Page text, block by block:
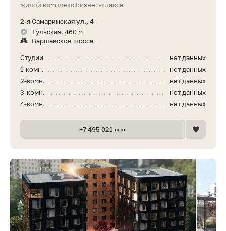
жилой комплекс бизнес-класса
2-я Самаринская ул., 4
Тульская, 460 м
Варшавское шоссе
нет данных
Студии
нет данных
1-комн.
нет данных
2-комн.
нет данных
3-комн.
нет данных
4-комн.
+7 495 021 •• ••